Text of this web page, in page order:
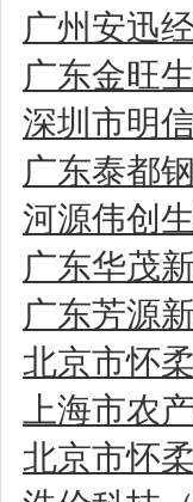
广州安迅
广东金旺
深圳市明
广东泰都
河源伟创
广东华茂
广东芳源
北京市怀
上海市农
北京市怀